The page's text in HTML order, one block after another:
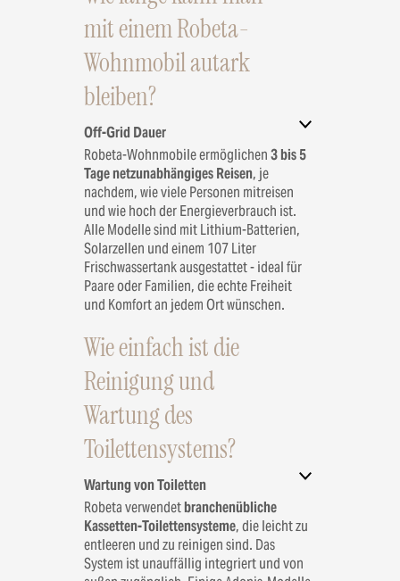
mit einem Robeta-
Wohnmobil autark
bleiben?
Off-Grid Dauer
Robeta-Wohnmobile ermöglichen3 bis 5
Tage netzunabhängiges Reisen, je
nachdem, wie viele Personen mitreisen
und wie hoch der Energieverbrauch ist.
Alle Modelle sind mit Lithium-Batterien,
Solarzellen und einem 107 Liter
Frischwassertank ausgestattet - ideal für
Paare oder Familien, die echte Freiheit
und Komfort an jedem Ort wünschen.
Wie einfach ist die
Reinigung und
Wartung des
Toilettensystems?
Wartung von Toiletten
Robeta verwendetbranchenübliche
Kassetten-Toilettensysteme, die leicht zu
entleeren und zu reinigen sind. Das
System ist unauffällig integriert und von